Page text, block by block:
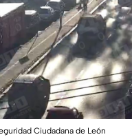
Ciudadana de León